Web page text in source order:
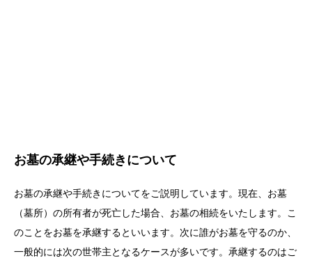
お墓の承継や手続きについて
お墓の承継や手続きについてをご説明しています。現在、お墓
（墓所）の所有者が死亡した場合、お墓の相続をいたします。こ
のことをお墓を承継するといいます。次に誰がお墓を守るのか、
一般的には次の世帯主となるケースが多いです。承継するのはご